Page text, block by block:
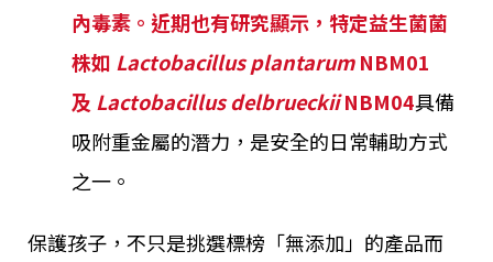
內毒素。近期也有研究顯示，特定益生菌菌
株如 Lactobacillus plantarumNBM01
及 Lactobacillus delbrueckiiNBM04具備
吸附重金屬的潛力，是安全的日常輔助方式
之一。
保護孩子，不只是挑選標榜「無添加」的產品而